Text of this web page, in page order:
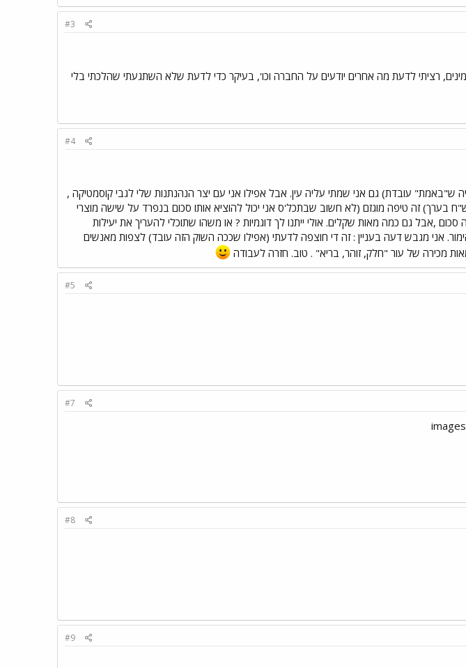
#3
רציתי לדעת מה אחרים יודעים על החברה וכו', בעיקר כדי לדעת שלא השתגעתי שהלכתי בלי
#4
עובדת) גם אני שמתי עליה עין. אבל אפילו אני עם יצר הנהנתנות שלי לגבי קוסמטיקה ,
שכל הטיפול שמציעים פה (בארץ יש איזה טיפול של 1600 ש"ח בערך) זה טיפה מוגזם (לא חשוב שבתכל'ס אני יכול להוציא אותו סכום בנפרד על שישה מוצרי
,אבל גם כמה מאות שקלים. אולי ייתנו לך דוגמיות ? או משהו שתוכלי להעריך את יעילות
אני מגבש דעה בעניין : זה די חוצפה לדעתי (אפילו שככה השוק הזה עובד) לצפות מאנשים
מכירה של עור "חלק, זוהר, בריא" . טוב. חזרה לעבודה
#5
#7
#8
#9